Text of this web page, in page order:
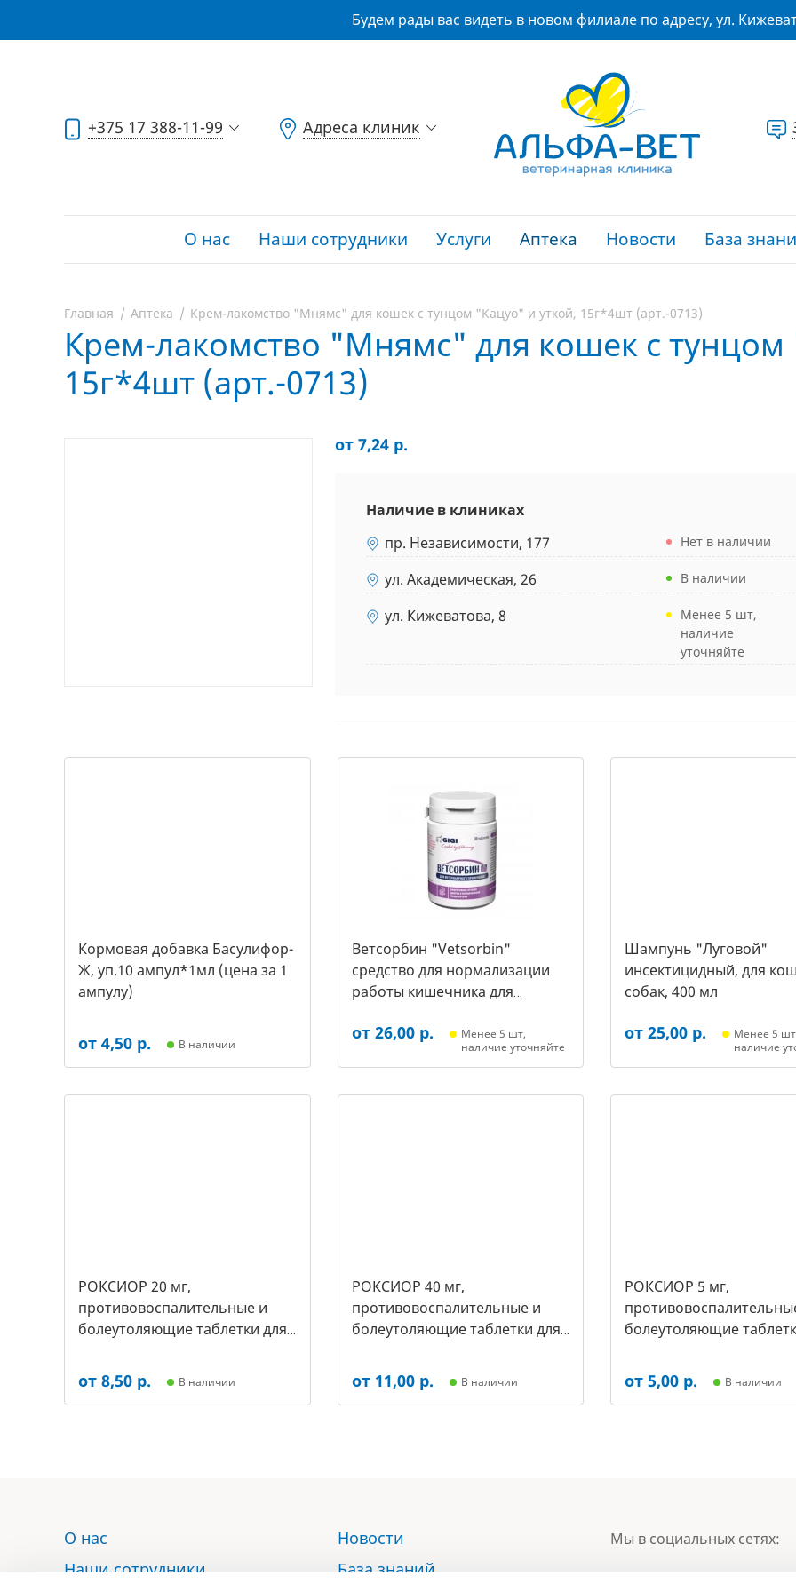
Будем рады вас видеть в новом филиале по адресу, ул.
+375 17 388-11-99 Адреса клиник
О нас Наши сотрудники Услуги Аптека Новости База
Главная Аптека Крем-лакомство "Мнямс" для кошек с тунцом "Кацуо" и уткой, 15г*4шт (арт.-0713)
Крем-лакомство "Мнямс" для кошек с тунцом
15г*4шт (арт.-0713)
от 7,24 р.
Наличие в клиниках
пр. Независимости, 177
Нет в наличии
ул. Академическая, 26 В наличии
ул. Кижеватова, 8
Менее 5 шт,
наличие
уточняйте
Кормовая добавка Басулифор-
Ж, уп.10 ампул*1мл (цена за 1
ампулу)
от 4,50 р. В наличии
Ветсорбин "Vetsorbin"
средство для нормализации
работы кишечника для
от 26,00 р.
Менее 5 шт,
наличие уточняйте
Шампунь "Луговой"
инсектицидный, для
собак, 400 мл
от 25,00 р.
Менее 5
наличие
РОКСИОР 20 мг,
противовоспалительные и
болеутоляющие таблетки для
таб) (арт-5497
от 8,50 р. В наличии
РОКСИОР 40 мг,
противовоспалительные и
болеутоляющие таблетки для
таб) (арт-5503)
от 11,00 р. В наличии
РОКСИОР 5 мг,
болеутоляющие
таб) (арт-5473)
от 5,00 р. В наличии
О нас
Наши сотрудники
Новости
База знаний
Мы в социальных сетях: